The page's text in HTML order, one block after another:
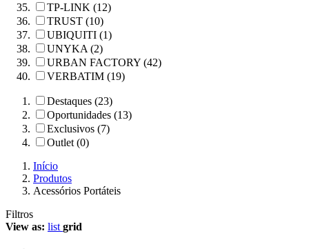
TP-LINK (12)
TRUST (10)
UBIQUITI (1)
UNYKA (2)
URBAN FACTORY (42)
VERBATIM (19)
Destaques (23)
Oportunidades (13)
Exclusivos (7)
Outlet (0)
Início
Produtos
Acessórios Portáteis
Filtros
View as: list grid